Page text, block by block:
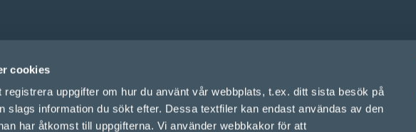
cookies
registrera uppgifter om hur du använt vår webbplats, t.ex. ditt sista besök på
slags information du sökt efter. Dessa textfiler kan endast användas av den
har åtkomst till uppgifterna. Vi använder webbkakor för att